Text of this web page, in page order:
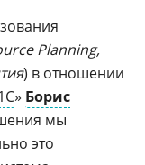
Planning,
) в отношении
» Борис
мы
это